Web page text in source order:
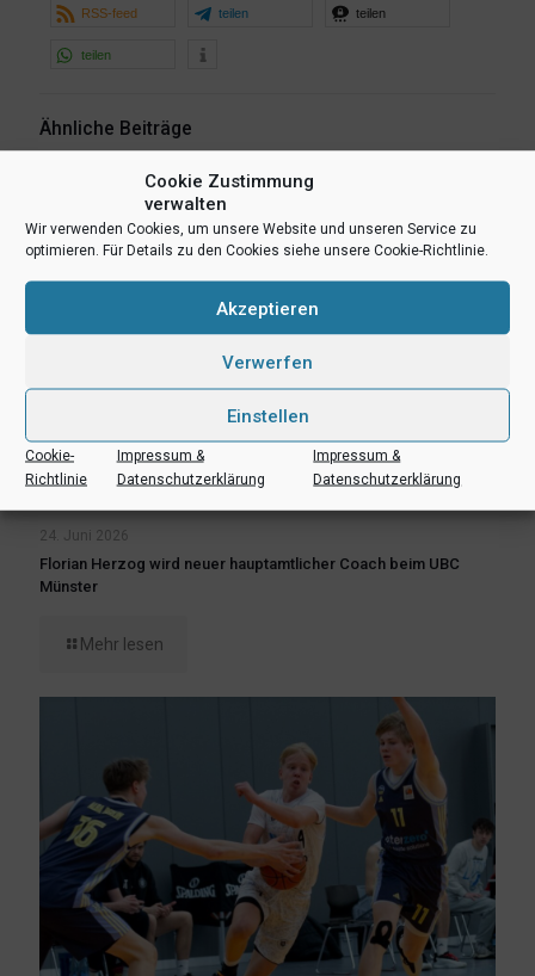
Cookie Zustimmung
verwalten
Wir verwenden Cookies, um unsere Website und unseren Service zu
optimieren. Für Details zu den Cookies siehe unsere Cookie-Richtlinie.
Akzeptieren
Verwerfen
Einstellen
Cookie-
Richtlinie
Impressum &
Datenschutzerklärung
Impressum &
Datenschutzerklärung
RSS-feed teilen teilen
teilen
Ähnliche Beiträge
24. Juni 2026
Florian Herzog wird neuer hauptamtlicher Coach beim UBC
Münster
Mehr lesen